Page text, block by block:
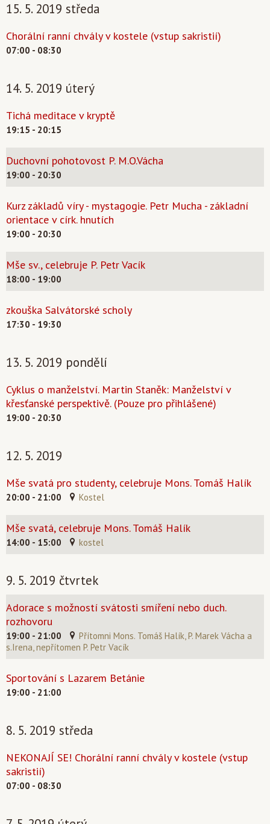
15. 5. 2019 středa
Chorální ranní chvály v kostele (vstup sakristií)
07:00 - 08:30
14. 5. 2019 úterý
Tichá meditace v kryptě
19:15 - 20:15
Duchovní pohotovost P. M.O.Vácha
19:00 - 20:30
Kurz základů víry - mystagogie. Petr Mucha - základní
orientace v círk. hnutích
19:00 - 20:30
Mše sv., celebruje P. Petr Vacík
18:00 - 19:00
zkouška Salvátorské scholy
17:30 - 19:30
13. 5. 2019 pondělí
Cyklus o manželství. Martin Staněk: Manželství v
křesťanské perspektivě. (Pouze pro přihlášené)
19:00 - 20:30
12. 5. 2019
Mše svatá pro studenty, celebruje Mons. Tomáš Halík
20:00 - 21:00 Kostel
Mše svatá, celebruje Mons. Tomáš Halík
14:00 - 15:00 kostel
9. 5. 2019 čtvrtek
Adorace s možností svátosti smíření nebo duch.
rozhovoru
19:00 - 21:00
Přítomni Mons. Tomáš Halík, P. Marek Vácha a
s.Irena, nepřítomen P. Petr Vacík
Sportování s Lazarem Betánie
19:00 - 21:00
8. 5. 2019 středa
NEKONAJÍ SE! Chorální ranní chvály v kostele (vstup
sakristií)
07:00 - 08:30